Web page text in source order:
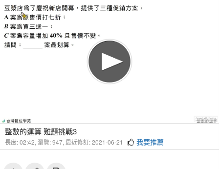
整數的運算 難題挑戰3
長度: 02:42, 瀏覽: 947, 最近修訂: 2021-06-21 我要推薦